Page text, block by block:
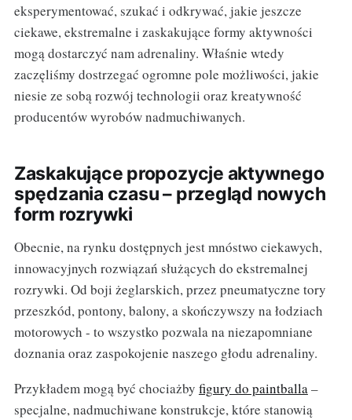
eksperymentować, szukać i odkrywać, jakie jeszcze
ciekawe, ekstremalne i zaskakujące formy aktywności
mogą dostarczyć nam adrenaliny. Właśnie wtedy
zaczęliśmy dostrzegać ogromne pole możliwości, jakie
niesie ze sobą rozwój technologii oraz kreatywność
producentów wyrobów nadmuchiwanych.
Zaskakujące propozycje aktywnego
spędzania czasu – przegląd nowych
form rozrywki
Obecnie, na rynku dostępnych jest mnóstwo ciekawych,
innowacyjnych rozwiązań służących do ekstremalnej
rozrywki. Od boji żeglarskich, przez pneumatyczne tory
przeszkód, pontony, balony, a skończywszy na łodziach
motorowych - to wszystko pozwala na niezapomniane
doznania oraz zaspokojenie naszego głodu adrenaliny.
Przykładem mogą być chociażby figury do paintballa–
specjalne, nadmuchiwane konstrukcje, które stanowią